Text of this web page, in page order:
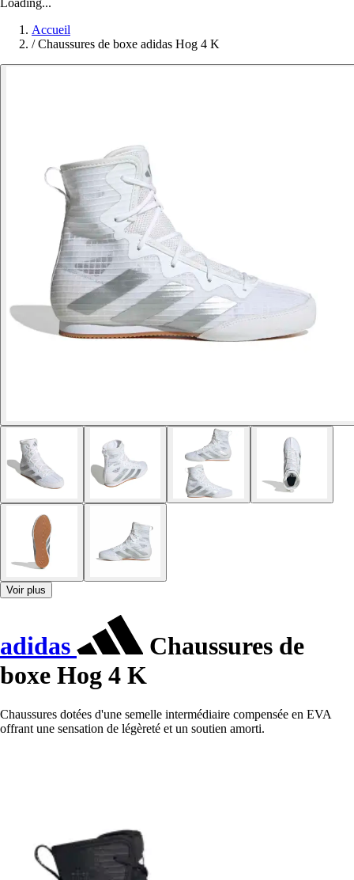
Accueil
/ Chaussures de boxe adidas Hog 4 K
Voir plus
adidas
Chaussures de
boxe Hog 4 K
Chaussures dotées d'une semelle intermédiaire compensée en EVA
offrant une sensation de légèreté et un soutien amorti.